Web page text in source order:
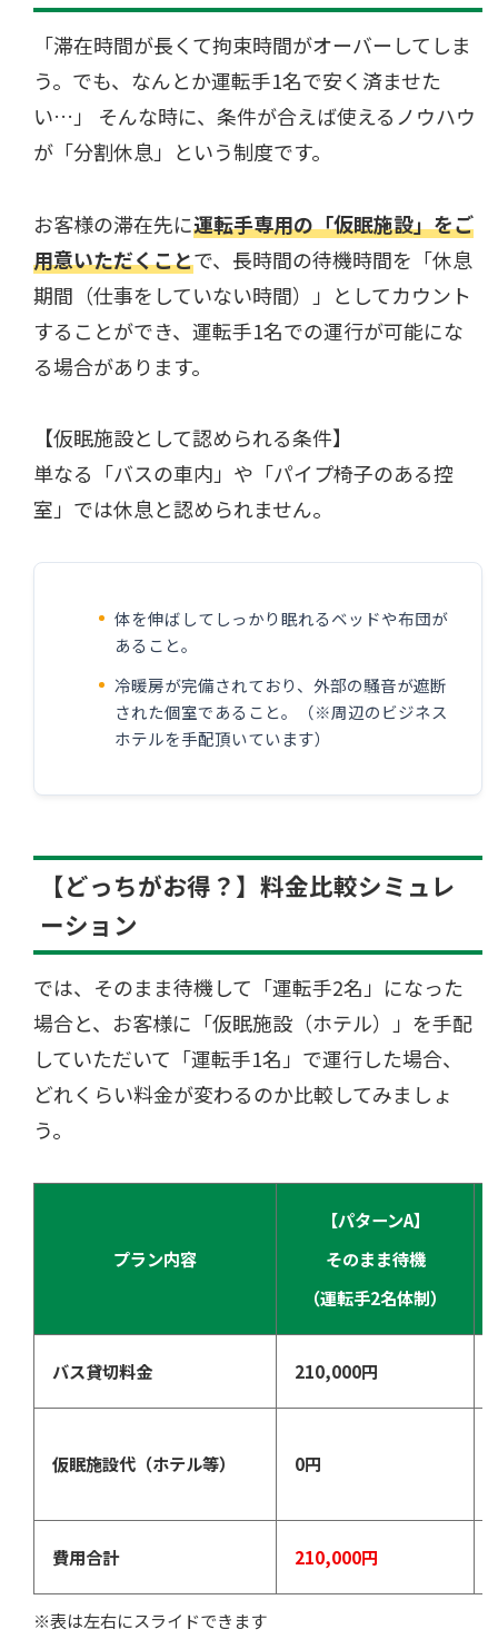
「滞在時間が長くて拘束時間がオーバーしてしま
う。でも、なんとか運転手1名で安く済ませた
い…」 そんな時に、条件が合えば使えるノウハウ
が「分割休息」という制度です。
お客様の滞在先に運転手専用の「仮眠施設」をご
用意いただくことで、長時間の待機時間を「休息
期間（仕事をしていない時間）」としてカウント
することができ、運転手1名での運行が可能にな
る場合があります。
【仮眠施設として認められる条件】
単なる「バスの車内」や「パイプ椅子のある控
室」では休息と認められません。
体を伸ばしてしっかり眠れるベッドや布団が
あること。
冷暖房が完備されており、外部の騒音が遮断
された個室であること。（※周辺のビジネス
ホテルを手配頂いています）
【どっちがお得？】料金比較シミュレ
ーション
では、そのまま待機して「運転手2名」になった
場合と、お客様に「仮眠施設（ホテル）」を手配
していただいて「運転手1名」で運行した場合、
どれくらい料金が変わるのか比較してみましょ
う。
プラン内容
【パターンA】
そのまま待機
（運転手2名体制）
バス貸切料金 210,000円
仮眠施設代（ホテル等） 0円
費用合計 210,000円
※表は左右にスライドできます